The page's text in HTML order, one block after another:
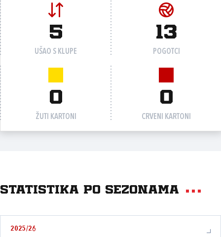
5
UŠAO S KLUPE
13
POGOTCI
0
ŽUTI KARTONI
0
CRVENI KARTONI
Statistika po sezonama
2025/26